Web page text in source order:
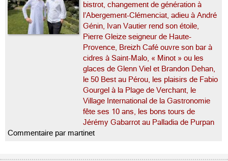
bistrot, changement de génération à
l’Abergement-Clémenciat, adieu à André
Génin, Ivan Vautier rend son étoile,
Pierre Gleize seigneur de Haute-
Provence, Breizh Café ouvre son bar à
cidres à Saint-Malo, « Minot » ou les
glaces de Glenn Viel et Brandon Dehan,
le 50 Best au Pérou, les plaisirs de Fabio
Gourgel à la Plage de Verchant, le
Village International de la Gastronomie
fête ses 10 ans, les bons tours de
Jérémy Gabarrot au Palladia de Purpan
Commentaire par martinet